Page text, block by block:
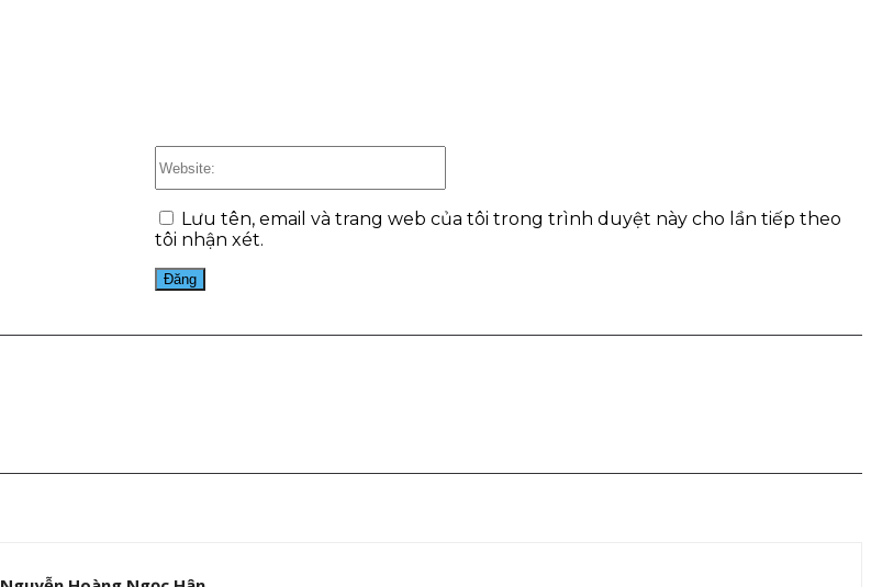
Lưu tên, email và trang web của tôi trong trình duyệt này cho lần tiếp theo
tôi nhận xét.